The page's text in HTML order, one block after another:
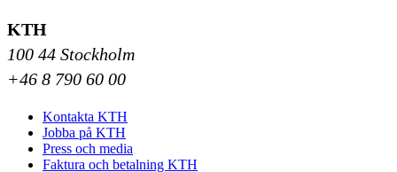
KTH
100 44 Stockholm
+46 8 790 60 00
Kontakta KTH
Jobba på KTH
Press och media
Faktura och betalning KTH